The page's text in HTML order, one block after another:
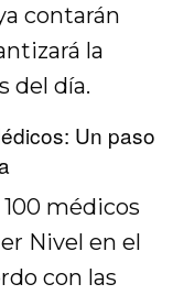
contarán
la
del día.
Un paso
100 médicos
Nivel en el
con las